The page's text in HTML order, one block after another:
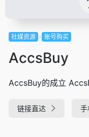
社媒资源 账号购买
AccsBuy
AccsBuy的成立
链接直达 手